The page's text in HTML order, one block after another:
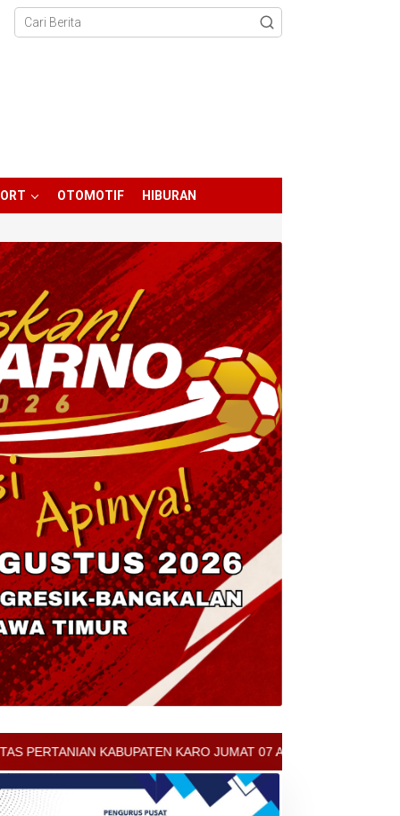
OTOMOTIF HIBURAN
KARO JUMAT 07 AGUSTUS 2026 - ARCIS